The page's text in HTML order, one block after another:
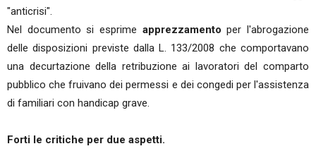
"anticrisi".
Nel documento si esprime apprezzamento per l'abrogazione
delle disposizioni previste dalla L. 133/2008 che comportavano
una decurtazione della retribuzione ai lavoratori del comparto
pubblico che fruivano dei permessi e dei congedi per l'assistenza
di familiari con handicap grave.
Forti le critiche per due aspetti.